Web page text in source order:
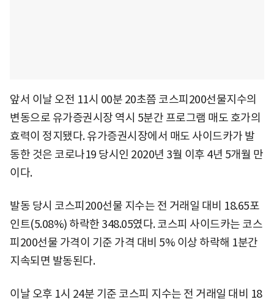
앞서 이날 오전 11시 00분 20초쯤 코스피200선물지수의
변동으로 유가증권시장 역시 5분간 프로그램 매도 호가의
효력이 정지됐다. 유가증권시장에서 매도 사이드카가 발
동한 것은 코로나19 당시인 2020년 3월 이후 4년 5개월 만
이다.
발동 당시 코스피200선물 지수는 전 거래일 대비 18.65포
인트(5.08%) 하락한 348.05였다. 코스피 사이드카는 코스
피200선물 가격이 기준 가격 대비 5% 이상 하락해 1분간
지속되면 발동된다.
이날 오후 1시 24분 기준 코스피 지수는 전 거래일 대비 18